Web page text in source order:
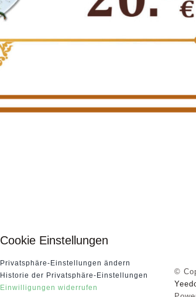
Cookie Einstellungen
Privatsphäre-Einstellungen ändern
Historie der Privatsphäre-Einstellungen
Einwilligungen widerrufen
©